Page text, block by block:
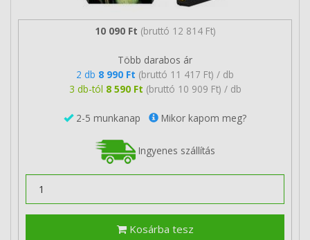
10 090 Ft (bruttó 12 814 Ft)
Több darabos ár
2 db 8 990 Ft (bruttó 11 417 Ft) / db
3 db-tól 8 590 Ft (bruttó 10 909 Ft) / db
2-5 munkanap Mikor kapom meg?
Ingyenes szállítás
Kosárba tesz